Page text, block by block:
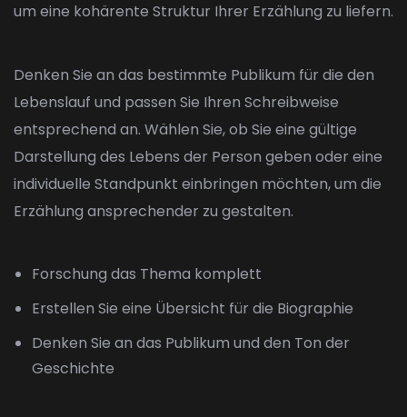
um eine kohärente Struktur Ihrer Erzählung zu liefern.
Denken Sie an das bestimmte Publikum für die den
Lebenslauf und passen Sie Ihren Schreibweise
entsprechend an. Wählen Sie, ob Sie eine gültige
Darstellung des Lebens der Person geben oder eine
individuelle Standpunkt einbringen möchten, um die
Erzählung ansprechender zu gestalten.
Forschung das Thema komplett
Erstellen Sie eine Übersicht für die Biographie
Denken Sie an das Publikum und den Ton der
Geschichte